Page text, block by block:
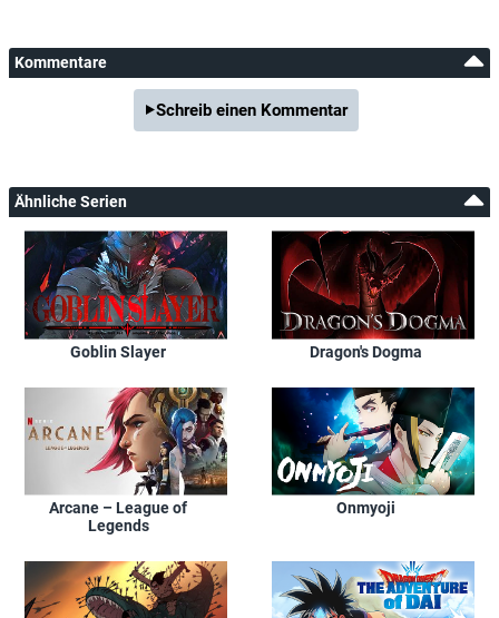
Kommentare
Schreib einen Kommentar
Ähnliche Serien
Goblin Slayer Dragon's Dogma
Arcane – League of
Legends
Onmyoji